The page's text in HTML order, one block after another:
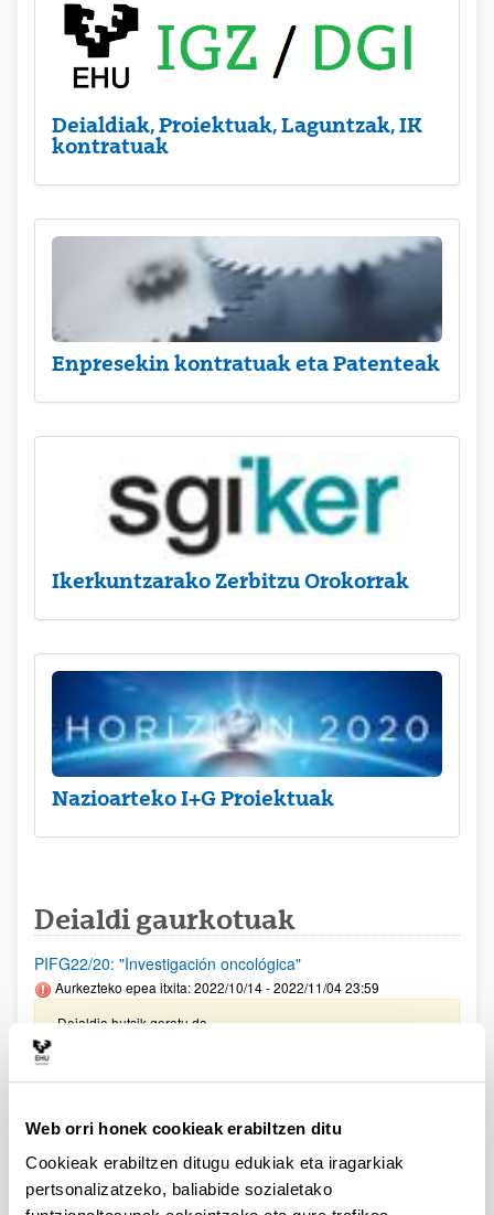
Web orri honek cookieak erabiltzen ditu
Cookieak erabiltzen ditugu edukiak eta iragarkiak
pertsonalizatzeko, baliabide sozialetako
Deialdiak, Proiektuak, Laguntzak, IK
kontratuak
Enpresekin kontratuak eta Patenteak
Ikerkuntzarako Zerbitzu Orokorrak
Nazioarteko I+G Proiektuak
Deialdi gaurkotuak
PIFG22/20: "Investigación oncológica"
Aurkezteko epea itxita: 2022/10/14 - 2022/11/04 23:59
Deialdia hutsik geratu da
15:00etan
AECC LAB 2023 DEIALDIA